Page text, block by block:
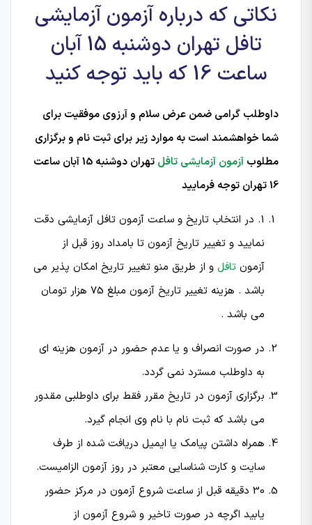
نکاتی که درباره آزمون آزمایشی
تافل تهران دوشنبه 15 آبان
ساعت 16 که باید توجه کنید
داوطلب گرامی ضمن عرض سلام و آرزوی موفقیت برای
شما خواهشمند است به موارد زیر برای ثبت نام و برگزاری
مطلوب آزمون آزمایشی تافل
تهران دوشنبه 15 آبان ساعت
16 تهران توجه فرمایید
1. در انتخاب تاریخ و ساعت آزمون تافل آزمایشی دقت
نمایید و تغییر تاریخ آزمون تا بامداد روز قبل از
آزمون تافلو از طریق منو تغییر تاریخ امکان پذیر می
باشد . هزینه تغییر تاریخ آزمون مبلغ 75 هزار تومان
می باشد .
در صورت انصراف و یا عدم حضور در آزمون هزینه ای
به داوطلب مسترد نمی گردد.
برگزاری آزمون در تاریخ مقرر فقط برای داوطلبی مقدور
می باشد که ثبت نام با نام وی انجام گیرد.
همراه داشتن پیامک یا ایمیل دریافت شده از طرف
سایت و کارت شناسایی معتبر در روز آزمون الزامیست.
30 دقیقه قبل از ساعت شروع آزمون در مركز حضور
یابید اگرچه در صورت تاخیر و شروع آزمون از